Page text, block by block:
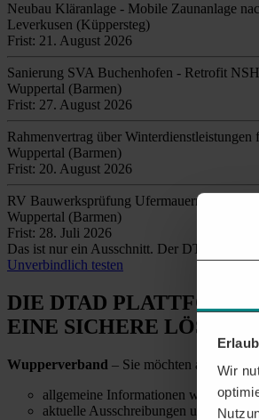
Wir
Neubau Kläranlage - Mobile Zaunanlage
Leverkusen (Küppersteg)
Frist: 21. August 2026
Sanierung SVA Buchenhofen - Retrofit
Wuppertal (Barmen)
Frist: 27. August 2026
Rahmenvertrag über
Wuppertal (Barmen)
Frist: 20. August 2026
RV Bauwerksprüfung Ufermauern
Wuppertal (Barmen)
Frist: 28. Juli 2026
Das ist nur ein Ausschnitt. Der DTAD findet
Unverbindlich testen
DIE DTAD PLATTFORM
EINE SICHERE LÖSUNG
Wupperverband – Sie möchten alle
allgemeine Informationen wie
aktuelle Ausschreibungen und Details